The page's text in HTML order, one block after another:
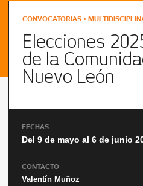
CONVOCATORIAS •
Elecciones
de la
Nuevo León
FECHAS
Del 9 de mayo al 6 de junio
CONTACTO
Valentín Muñoz